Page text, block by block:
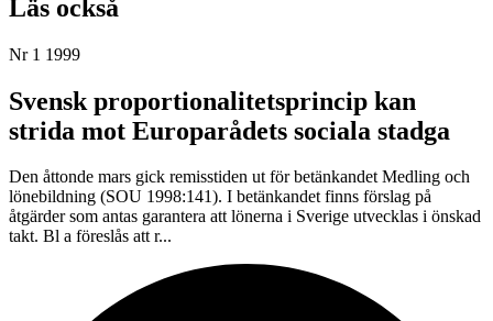
Läs också
Nr 1 1999
Svensk proportionalitetsprincip kan
strida mot Europarådets sociala stadga
Den åttonde mars gick remisstiden ut för betänkandet Medling och
lönebildning (SOU 1998:141). I betänkandet finns förslag på
åtgärder som antas garantera att lönerna i Sverige utvecklas i önskad
takt. Bl a föreslås att r...